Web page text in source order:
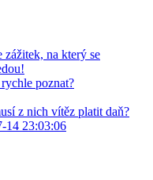
na který se
poznat?
z nich vítěz platit daň?
23:03:06